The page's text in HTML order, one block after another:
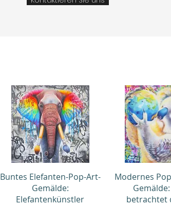
Schnellansicht
Buntes Elefanten-Pop-Art-
Gemälde:
Elefantenkünstler
Modernes
betrachtet